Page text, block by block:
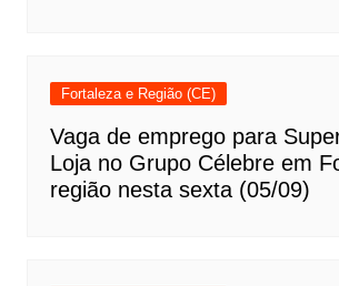
Fortaleza e Região (CE)
Vaga de emprego para
Loja no Grupo Célebre em
região nesta sexta (05/09)